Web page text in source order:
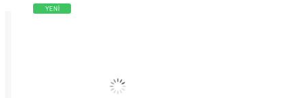
YENİ